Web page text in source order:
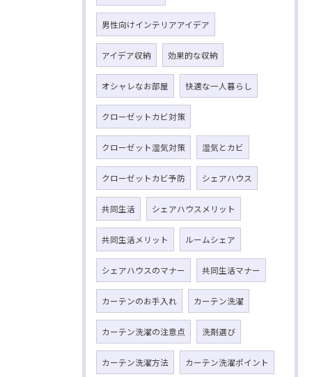
男性向けインテリアアイデア
アイデア収納 効果的な収納
オシャレなお部屋 快適な一人暮らし
クローゼットカビ対策
クローゼット湿気対策 湿気とカビ
クローゼットカビ予防 シェアハウス
共同生活 シェアハウスメリット
共同生活メリット ルームシェア
シェアハウスのマナー 共同生活マナー
カーテンのお手入れ カーテン洗濯
カーテン洗濯の注意点 洗剤選び
カーテン洗濯方法 カーテン洗濯ポイント